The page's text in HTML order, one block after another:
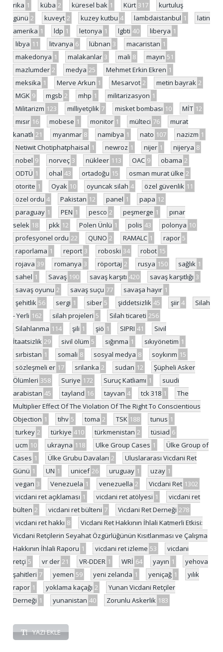
rika 1 küba 2 küresel bak 1 Kürt 317
kurtuluş
günü 2 kuveyt 2 kuzey kutbu 4 lambdaistanbul 1
latin
amerika 1 ldp 1 letonya 1 lgbti 40 liberya 1
libya 11 litvanya 6 lübnan 3 macaristan 1
makedonya 1 malakanlar 3 mali 8 mayın 51
mazlumder 2 medya 25 Mehmet Erkin Ekren 1
meksika 1 Merve Arkun 1 Mesarvot 2 metin bayrak 2
MGK 9 mgsb 2 mhp 1 militarizasyon 1
Militarizm 123 milliyetçilik 7 misket bombası 10 MİT 12
mısır 16 mobese 1 monitor 1 mülteci 76
murat
kanatlı 21 myanmar 8 namibya 1 nato 107 nazizm 1
Netiwit Chotiphatphaisal 1 newroz 1 nijer 1 nijerya 8
nobel 9 norveç 3 nükleer 113 OAC 9 obama 2
ODTÜ 1 ohal 43 ortadoğu 15 osman murat ülke 2
otorite 1 Oyak 10 oyuncak silah 4 özel güvenlik 11
özel ordu 4 Pakistan 12 panel 1 papa 12
paraguay 1 PEN 1 pesco 2 peşmerge 1
pınar
selek 18 pkk 12 Polen Ünlü 1 polis 43 polonya 10
profesyonel ordu 22 QUNO 2 RAMALC 1 rapor 5
raporlama 1 report 3 roboski 34 robot 15
rojava 39 romanya 3 röportaj 2 rusya 150 sağlık 1
sahel 1 Savaş 190 savaş karşıtı 420 savaş karşıtlığı 3
savaş oyunu 2 savaş suçu 77 savaşa hayır 1
şehitlik 56 sergi 1 siber 5 şiddetsizlik 45 şiir 4
Silah
- Yerli 162 silah projeleri 5 Silah ticareti 256
Silahlanma 114 şili 1 şiö 1 SIPRI 41
Sivil
İtaatsizlik 29 sivil ölüm 5 sığınma 1 sıkıyönetim 1
sırbistan 1 somali 8 sosyal medya 8 soykırım 15
sözleşmeli er 17 srilanka 2 sudan 12
Şüpheli Asker
Ölümleri 358 Suriye 172 Suruç Katliamı 1
suudi
arabistan 45 tayland 16 tayvan 4 tck 318 1
The
Multiplier Effect Of The Violation Of The Right To Conscientious
Objection 1 tihv 5 toma 2 TSK 188 tunus 1
turkey 2 türkiye 410 türkmenistan 2 tüsiad 6
ucm 10 ukrayna 118 Ulke Group Cases 1
Ülke Group of
Cases 1 Ülke Grubu Davaları 2
Uluslararası Vicdani Ret
Günü 1 UN 1 unicef 26 uruguay 1 uzay 1
vegan 3 Venezuela 1 venezuella 2 Vicdani Ret 1302
vicdani ret açıklaması 1 vicdani ret atölyesi 1
vicdani ret
bülten 2 vicdani ret bülteni 7 Vicdani Ret Derneği 278
vicdani ret hakkı 8
Vicdani Ret Hakkının İhlali Katmerli Etkisi:
Vicdani Retçilerin Seyahat Özgürlüğünün Kısıtlanması ve Çalışma
Hakkının İhlali Raporu 1 vicdani ret izleme 53
vicdani
retçi 5 vr der 21 VR-DDER 1 WRİ 64 yayın 1
yehova
şahitleri 7 yemen 59 yeni zelanda 1 yeniçağ 1
yılık
rapor 1 yoklama kaçağı 2
Yunan Vicdani Retçiler
Derneği 1 yunanistan 40 Zorunlu Askerlik 183
YAZI EKLE